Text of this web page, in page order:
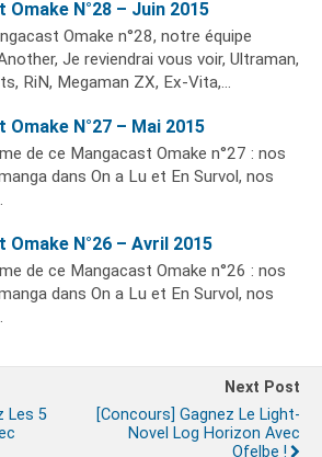
Omake N°28 – Juin 2015
Omake n°28, notre équipe
Je reviendrai vous voir, Ultraman,
RiN, Megaman ZX, Ex-Vita,…
Omake N°27 – Mai 2015
de ce Mangacast Omake n°27 : nos
dans On a Lu et En Survol, nos
Omake N°26 – Avril 2015
de ce Mangacast Omake n°26 : nos
dans On a Lu et En Survol, nos
Les 5
Next Post
[Concours] Gagnez Le Light-
Novel Log Horizon Avec
Ofelbe !